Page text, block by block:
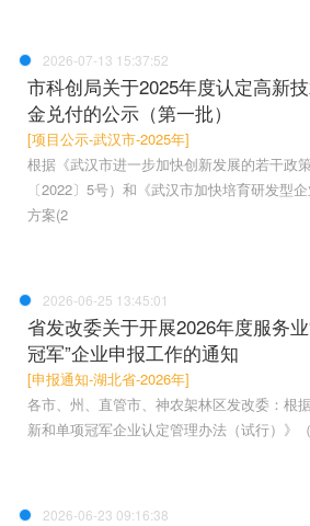
2026-07-13 15:37:52
市科创局关于2025年度认定高新
金兑付的公示（第一批）
[项目公示-武汉市-2025年]
根据《武汉市进一步加快创新发展的若干政
〔2022〕5号）和《武汉市加快培育研发型
方案(2
2026-06-25 13:45:01
省发改委关于开展2026年度服务业
冠军”企业申报工作的通知
[申报通知-湖北省-2026年]
各市、州、直管市、神农架林区发改委：根
新和单项冠军企业认定管理办法（试行）》
2026-06-23 09:16:38